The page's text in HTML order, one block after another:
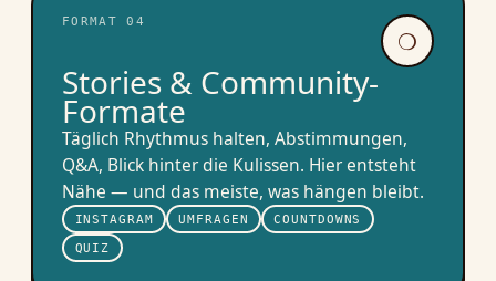
FORMAT 04
❍
Stories & Community-
Formate
Täglich Rhythmus halten, Abstimmungen,
Q&A, Blick hinter die Kulissen. Hier entsteht
Nähe — und das meiste, was hängen bleibt.
INSTAGRAM UMFRAGEN
COUNTDOWNS
QUIZ